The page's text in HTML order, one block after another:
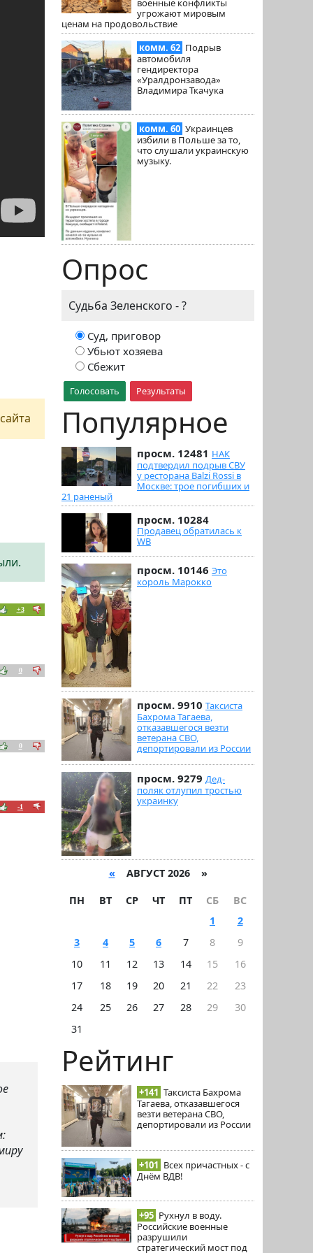
военные конфликты
угрожают мировым
ценам на продовольствие
комм. 62 Подрыв
автомобиля
гендиректора
«Уралдронзавода»
Владимира Ткачука
комм. 60 Украинцев
избили в Польше за то,
что слушали украинскую
музыку.
Опрос
Судьба Зеленского - ?
Суд, приговор
Убьют хозяева
Сбежит
Голосовать Результаты
Популярное
просм. 12481 НАК
подтвердил подрыв СВУ
у ресторана Balzi Rossi в
Москве: трое погибших и
21 раненый
просм. 10284
Продавец обратилась к
WB
просм. 10146 Это
король Марокко
просм. 9910 Таксиста
Бахрома Тагаева,
отказавшегося везти
ветерана СВО,
депортировали из России
просм. 9279 Дед-
поляк отлупил тростью
украинку
« АВГУСТ 2026 »
ПН ВТ СР ЧТ ПТ СБ
ВС
1
2
3
4 5 6 7 8
9
10
11 12 13 14 15
16
17
18 19 20 21 22
23
24
25 26 27 28 29
30
31
Рейтинг
+141 Таксиста Бахрома
Тагаева, отказавшегося
везти ветерана СВО,
депортировали из России
+101 Всех причастных - с
Днём ВДВ!
+95 Рухнул в воду.
Российские военные
разрушили
стратегический мост под
+3
0
0
-1